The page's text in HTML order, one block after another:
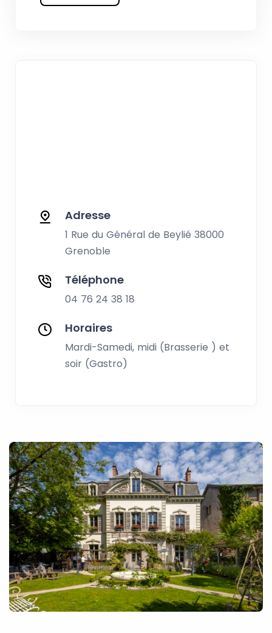
Adresse
1 Rue du Général de Beylié38000
Grenoble
Téléphone
04 76 24 38 18
Horaires
Mardi-Samedi, midi (Brasserie ) et
soir (Gastro)